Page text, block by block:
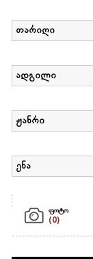
თარიღი
ადგილი
ჟანრი
ენა
ფოტო
(0)